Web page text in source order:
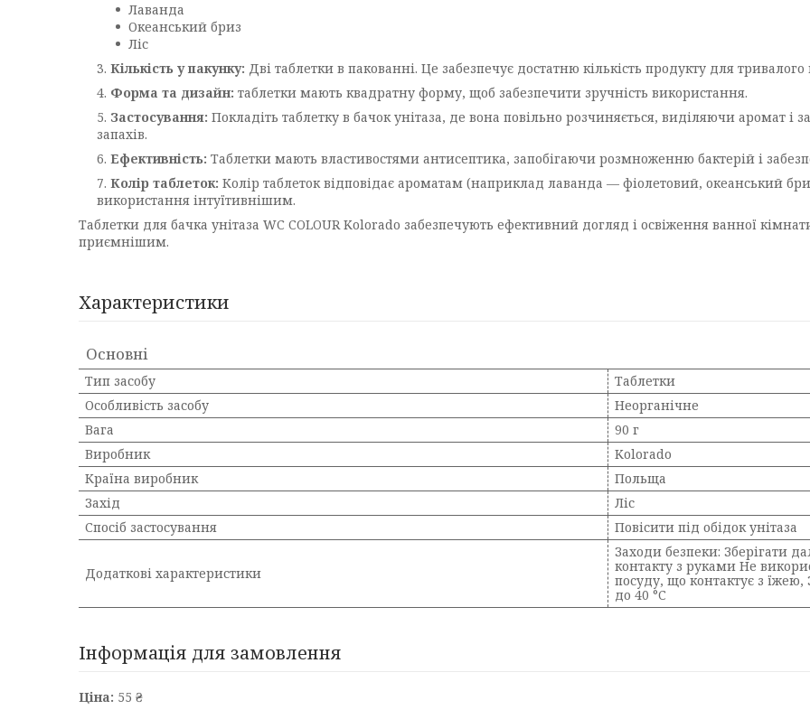
Лаванда
Океанський бриз
Ліс
Кількість у пакунку: Дві таблетки в пакованні. Це забезпечує достатню кількість продукту для
Форма та дизайн: таблетки мають квадратну форму, щоб забезпечити зручність використання.
Застосування: Покладіть таблетку в бачок унітаза, де вона повільно розчиняється, виділяючи аромат
запахів.
Ефективність: Таблетки мають властивостями антисептика, запобігаючи розмноженню бактерій і
Колір таблеток: Колір таблеток відповідає ароматам (наприклад лаванда — фіолетовий, океанський
використання інтуїтивнішим.
Таблетки для бачка унітаза WC COLOUR Kolorado забезпечують ефективний догляд і освіження ванної
приємнішим.
Характеристики
Основні
Тип засобу
Таблетки
Особливість засобу
Неорганічне
Вага
90 г
Виробник
Kolorado
Країна виробник
Польща
Захід
Ліс
Спосіб застосування
Повісити під обідок унітаза
Додаткові характеристики
Заходи безпеки: Зберігати
контакту з руками Не
посуду, що контактує з їжею,
до 40 °C
Інформація для замовлення
Ціна: 55 ₴